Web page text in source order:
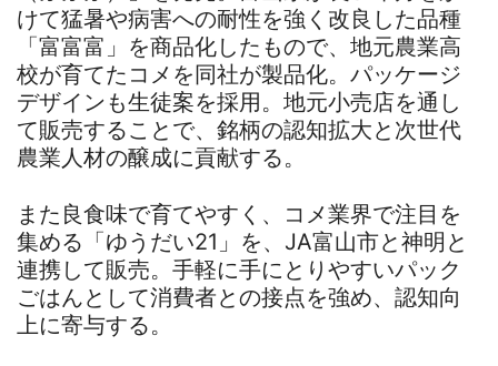
けて猛暑や病害への耐性を強く改良した品種
「富富富」を商品化したもので、地元農業高
校が育てたコメを同社が製品化。パッケージ
デザインも生徒案を採用。地元小売店を通し
て販売することで、銘柄の認知拡大と次世代
農業人材の醸成に貢献する。
また良食味で育てやすく、コメ業界で注目を
集める「ゆうだい21」を、JA富山市と神明と
連携して販売。手軽に手にとりやすいパック
ごはんとして消費者との接点を強め、認知向
上に寄与する。